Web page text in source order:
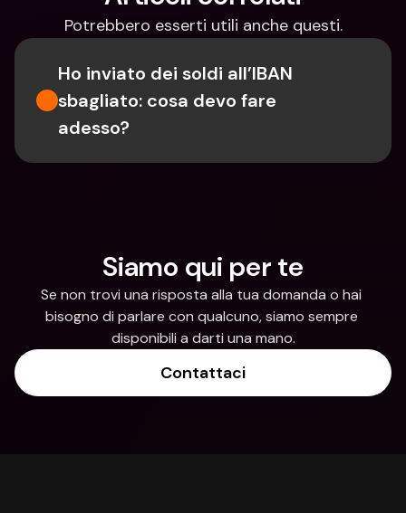
Potrebbero esserti utili anche questi.
Ho inviato dei soldi all’IBAN
sbagliato: cosa devo fare
adesso?
Siamo qui per te
Se non trovi una risposta alla tua domanda o hai
bisogno di parlare con qualcuno, siamo sempre
disponibili a darti una mano.
Contattaci